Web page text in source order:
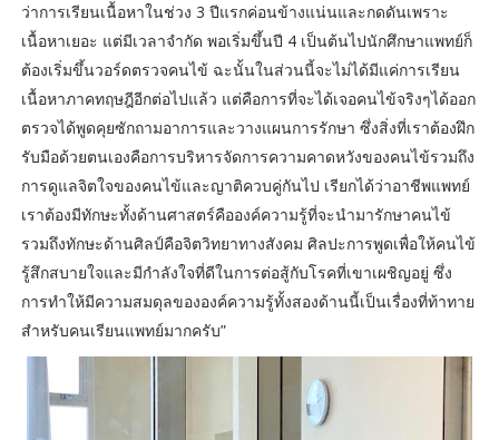
ว่าการเรียนเนื้อหาในช่วง 3 ปีแรกค่อนข้างแน่นและกดดันเพราะ
เนื้อหาเยอะ แต่มีเวลาจำกัด พอเริ่มขึ้นปี 4 เป็นต้นไปนักศึกษาแพทย์ก็
ต้องเริ่มขึ้นวอร์ดตรวจคนไข้ ฉะนั้นในส่วนนี้จะไม่ได้มีแค่การเรียน
เนื้อหาภาคทฤษฎีอีกต่อไปแล้ว แต่คือการที่จะได้เจอคนไข้จริงๆได้ออก
ตรวจได้พูดคุยซักถามอาการและวางแผนการรักษา ซึ่งสิ่งที่เราต้องฝึก
รับมือด้วยตนเองคือการบริหารจัดการความคาดหวังของคนไข้รวมถึง
การดูแลจิตใจของคนไข้และญาติควบคู่กันไป เรียกได้ว่าอาชีพแพทย์
เราต้องมีทักษะทั้งด้านศาสตร์คือองค์ความรู้ที่จะนำมารักษาคนไข้
รวมถึงทักษะด้านศิลป์คือจิตวิทยาทางสังคม ศิลปะการพูดเพื่อให้คนไข้
รู้สึกสบายใจและมีกำลังใจที่ดีในการต่อสู้กับโรคที่เขาเผชิญอยู่ ซึ่ง
การทำให้มีความสมดุลขององค์ความรู้ทั้งสองด้านนี้เป็นเรื่องที่ท้าทาย
สำหรับคนเรียนแพทย์มากครับ”